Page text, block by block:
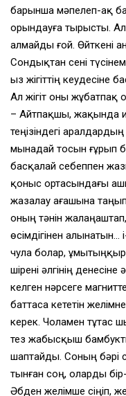
барынша мәпелеп-ақ
орындауға тырысты.
алмайды ғой. Өйткені
Сондықтан сені түсінем…
Қыз жігіттің
Ал жігіт оны жұбатпақ
– Айтпақшы, жақында
теңізіндегі
мынадай тосын ғұрып
басқалай себеппен
қоныс ортасындағы
жазалау ағашына
оның тәнін
өсімдігінен алынатын…
чула болар,
шірені әлгінің
келген нәрсеге
баттаса кететін
керек. Чоламен тұтас
тез жабысқыш
шаптайды. Соның бәрі
тынған соң, оларды
Әбден желімше сіңіп,